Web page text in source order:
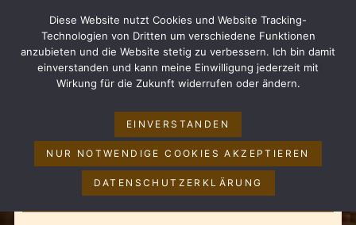
BISONS IM SIEGERLAND
HOLZSCHNITZARBEITEN À
LA MICHAEL KOLB
Diese Website nutzt Cookies und Website Tracking-
Technologien von Dritten um verschiedene Funktionen
anzubieten und die Website stetig zu verbessern. Ich bin damit
einverstanden und kann meine Einwilligung jederzeit mit
Wirkung für die Zukunft widerrufen oder ändern.
EINVERSTANDEN
NUR NOTWENDIGE COOKIES AKZEPTIEREN
DATENSCHUTZERKLÄRUNG